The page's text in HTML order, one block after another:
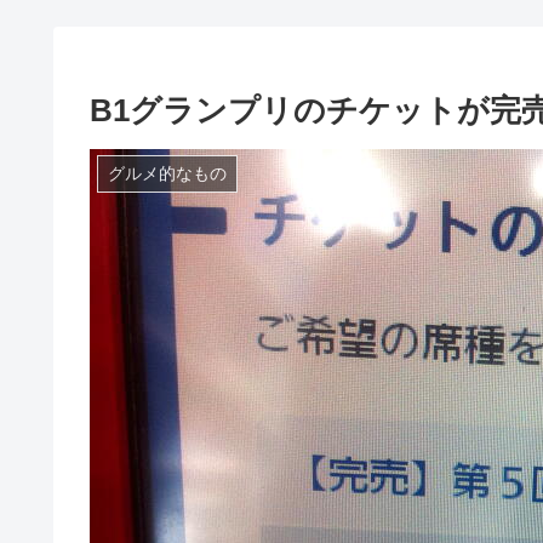
B1グランプリのチケットが完
グルメ的なもの